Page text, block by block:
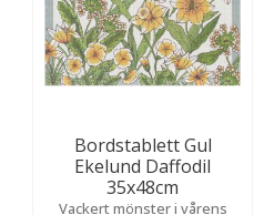
Bordstablett Gul
Ekelund Daffodil
35x48cm
Vackert mönster i vårens